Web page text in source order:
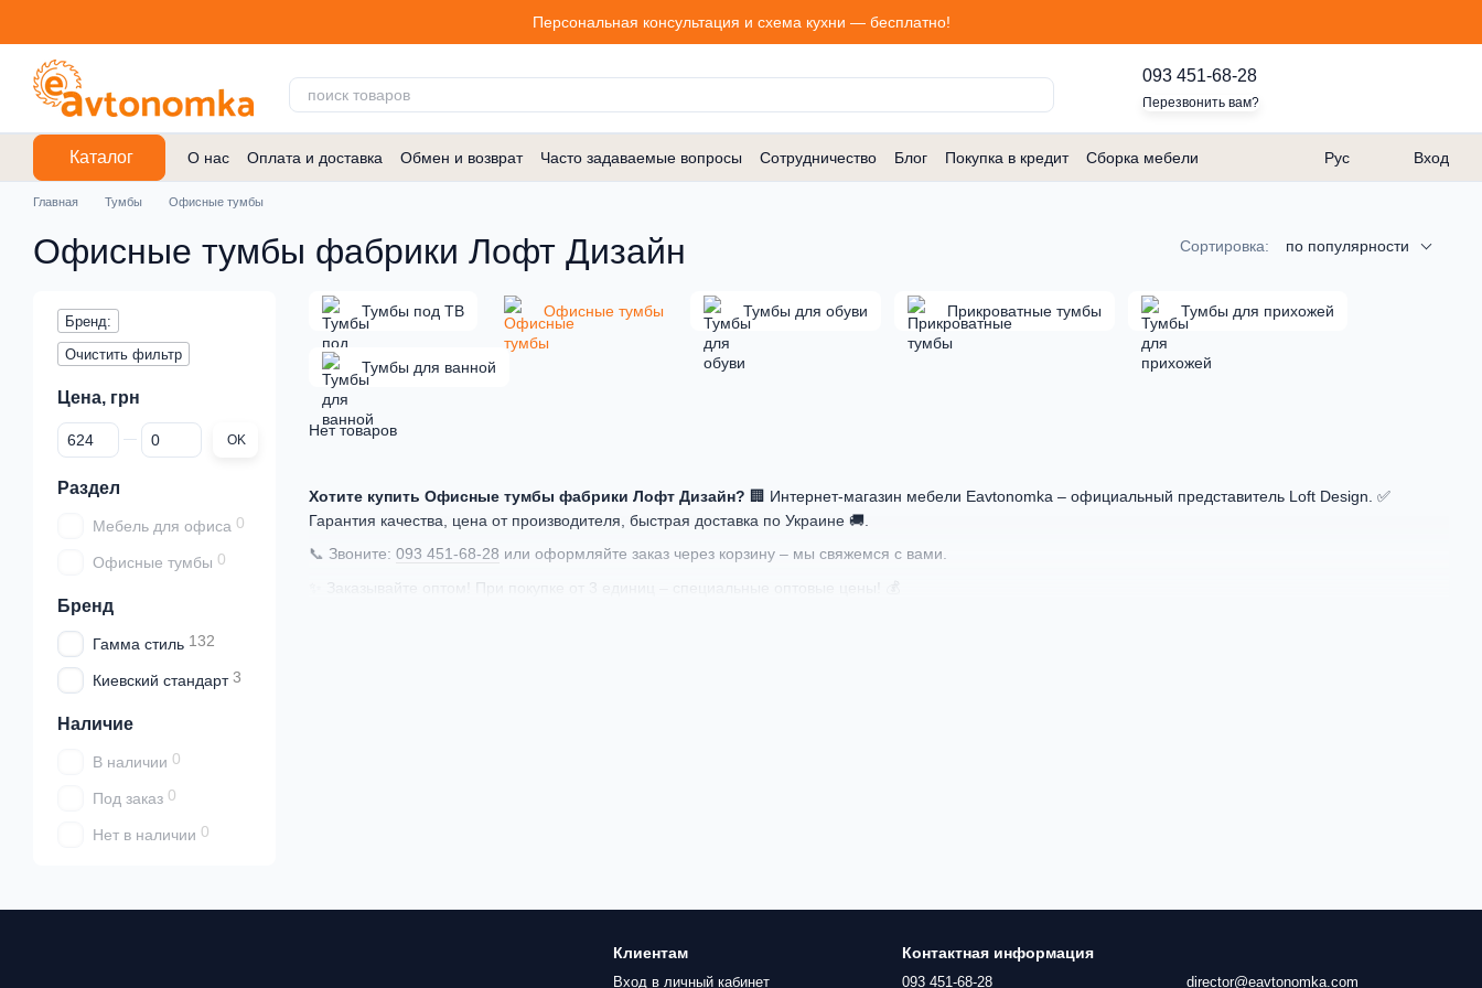
Персональная консультация и схема кухни — бесплатно!
093 451-68-28
Перезвонить вам?
Каталог О нас Оплата и доставка Обмен и возврат Часто задаваемые вопросы Сотрудничество Блог Покупка в кредит
Сборка мебели
Договор публичной оферты
Рус Вход
Главная Тумбы Офисные тумбы
Офисные тумбы фабрики Лофт Дизайн Сортировка: по популярности
Тумбы под ТВ Офисные тумбы Тумбы для обуви Прикроватные тумбы Тумбы для прихожей
Тумбы для ванной
Хотите купить Офисные тумбы фабрики Лофт Дизайн? 🏢 Интернет-магазин мебели Eavtonomka – официальный представитель Loft Design. ✅
Гарантия качества, цена от производителя, быстрая доставка по Украине 🚚.
📞 Звоните: 093 451-68-28 или оформляйте заказ через корзину – мы свяжемся с вами.
✨ Заказывайте оптом! При покупке от 3 единиц – специальные оптовые цены! 💰
Нет товаров
Бренд:
Очистить фильтр
Цена, грн
От Цена, грн
До Цена, грн OK
Раздел
Мебель для офиса 0
Офисные тумбы 0
Бренд
Гамма стиль 132
Киевский стандарт 3
Наличие
В наличии 0
Под заказ 0
Нет в наличии 0
Клиентам
Вход в личный кабинет
Контактная информация
093 451-68-28 director@eavtonomka.com